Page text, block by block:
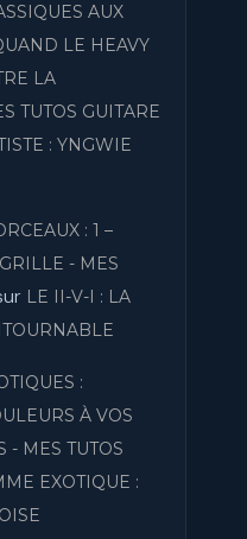
AUX
LE HEAVY
LA
TUTOS GUITARE
: YNGWIE
: 1 –
- MES
LE II-V-I : LA
:
À VOS
- MES TUTOS
EXOTIQUE :